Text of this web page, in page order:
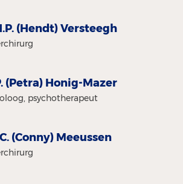
(Hendt) Versteegh
(Petra) Honig-Mazer
psychotherapeut
(Conny) Meeussen